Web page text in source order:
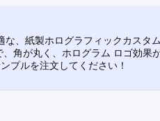
、紙製ホログラフィックカスタ
角が丸く、ホログラム ロゴ効果
プルを注文してください！